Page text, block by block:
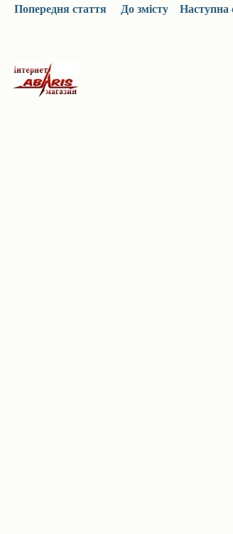
Попередня стаття До змісту Наступна